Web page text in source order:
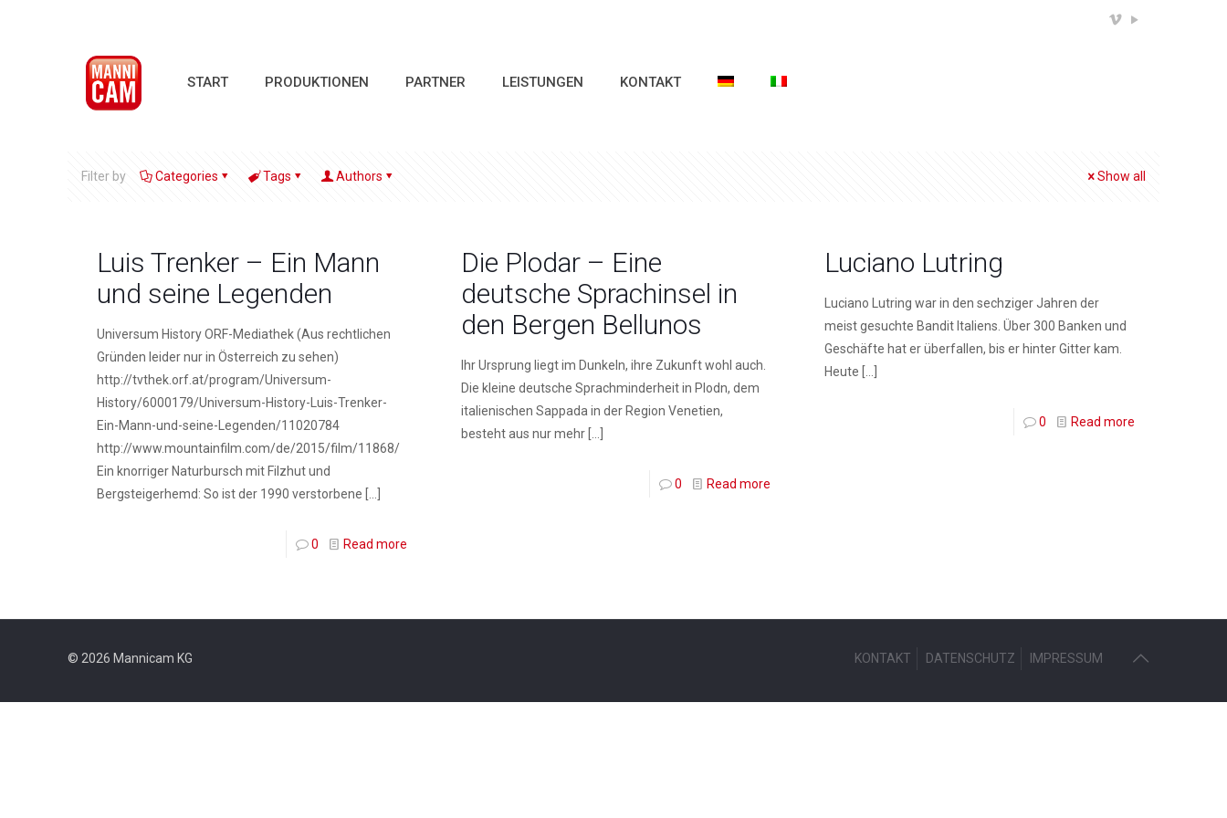
START PRODUKTIONEN PARTNER LEISTUNGEN KONTAKT
Filter by Categories Tags Authors Show all
Luis Trenker – Ein Mann
und seine Legenden
Universum History ORF-Mediathek (Aus rechtlichen
Gründen leider nur in Österreich zu sehen)
http://tvthek.orf.at/program/Universum-
History/6000179/Universum-History-Luis-Trenker-
Ein-Mann-und-seine-Legenden/11020784
http://www.mountainfilm.com/de/2015/film/11868/
Ein knorriger Naturbursch mit Filzhut und
Bergsteigerhemd: So ist der 1990 verstorbene
0 Read more
Die Plodar – Eine
deutsche Sprachinsel in
den Bergen Bellunos
Ihr Ursprung liegt im Dunkeln, ihre Zukunft wohl auch.
Die kleine deutsche Sprachminderheit in Plodn, dem
italienischen Sappada in der Region Venetien,
besteht aus nur mehr[…]
0 Read more
Luciano Lutring
Luciano Lutring war in den sechziger Jahren der
meist gesuchte Bandit Italiens. Über 300 Banken und
Geschäfte hat er überfallen, bis er hinter Gitter kam.
Heute
0 Read more
© 2026 Mannicam KG KONTAKT DATENSCHUTZ IMPRESSUM